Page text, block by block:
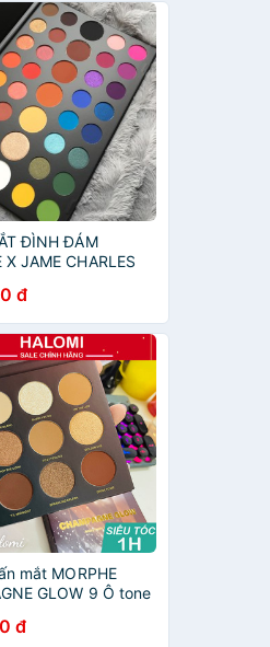
ĐÌNH ĐÁM
X JAME CHARLES
đ
mắt MORPHE
GLOW 9 Ô tone
đ